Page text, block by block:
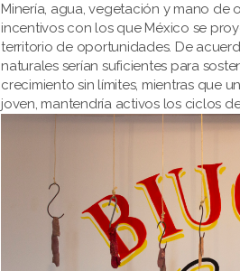
Minería, agua, vegetación y mano de
incentivos con los que México se
territorio de oportunidades. De
naturales serían suficientes para
crecimiento sin límites, mientras que
joven, mantendría activos los ciclos